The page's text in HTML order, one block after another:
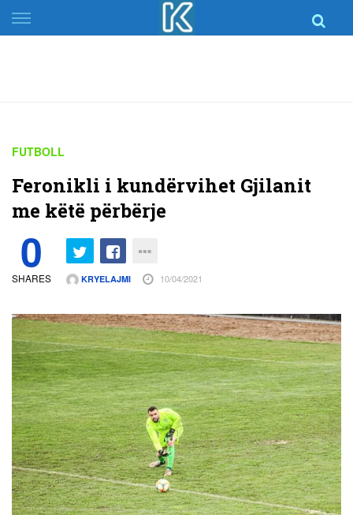
Skip
to
FUTBOLL
Feronikli i kundërvihet Gjilanit
me këtë përbërje
0
SHARES KRYELAJMI 10/04/2021